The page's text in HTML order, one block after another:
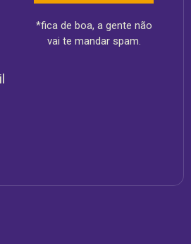
*fica de boa, a gente não
vai te mandar spam.